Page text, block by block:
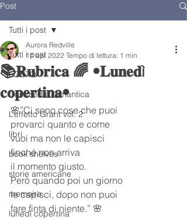
Post
Tutti i post
LGBTQ
Commedia romantica
L’effetto Grant vol. 2
libri
book shelves
storie americane
memoire
lunedì copertina
Tutti i post
📚𝐑𝐮𝐛𝐫𝐢𝐜𝐚 🌈 •𝐋𝐮𝐧𝐞𝐝ì
𝐜𝐨𝐩𝐞𝐫𝐭𝐢𝐧𝐚•
Aurora Redville
11 apr 2022 Tempo di lettura: 1 min
🌸”Ci sono cose che puoi
provarci quanto e come
vuoi ma non le capisci
finché non arriva
il momento giusto.
Però quando poi un giorno
le capisci, dopo non puoi
fare finta di niente.” 🌸